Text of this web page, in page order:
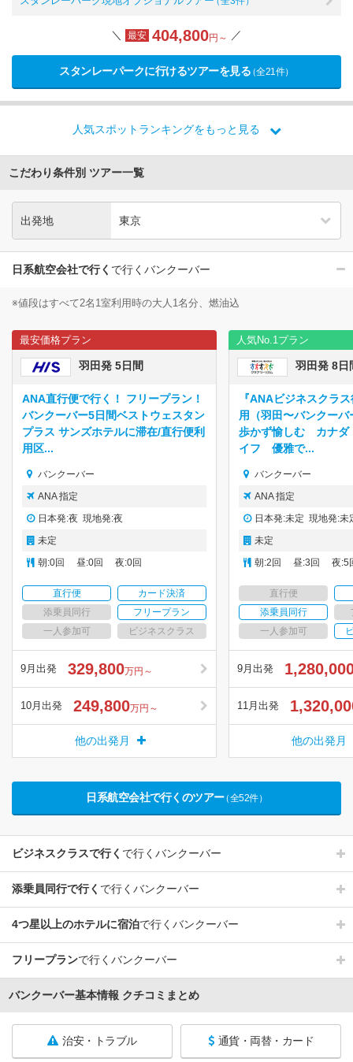
＼ 最安 404,800円～ ／
スタンレーパークに行けるツアーを見る（全21件）
人気スポットランキングをもっと見る
こだわり条件別 ツアー一覧
出発地
日系航空会社で行く で行くバンクーバー
※値段はすべて2名1室利用時の大人1名分、燃油込
最安価格プラン
羽田発 5日間
ANA直行便で行く！ フリープラン！
バンクーバー5日間ベストウェスタン
プラス サンズホテルに滞在/直行便利
用区...
バンクーバー
ANA 指定
日本発:夜 現地発:夜
未定
朝:0回 昼:0回 夜:0回
直行便
カード決済
添乗員同行
フリープラン
一人参加可
ビジネスクラス
9月出発 329,800万円～
10月出発 249,800万円～
他の出発月
人気No.1プラン
羽田発 8日
『ANAビジネスクラ
用（羽田〜バンクーバ
歩かず愉しむ カナダ
イフ 優雅で...
バンクーバー
ANA 指定
日本発:未定 現地発:未
未定
朝:2回 昼:3回 夜:5
直行便
添乗員同行
一人参加可
9月出発
11月出発
他の出発月
日系航空会社で行くのツアー（全52件）
ビジネスクラスで行く で行くバンクーバー
添乗員同行で行く で行くバンクーバー
4つ星以上のホテルに宿泊で行くバンクーバー
フリープランで行くバンクーバー
バンクーバー基本情報 クチコミまとめ
治安・トラブル 通貨・両替・カード